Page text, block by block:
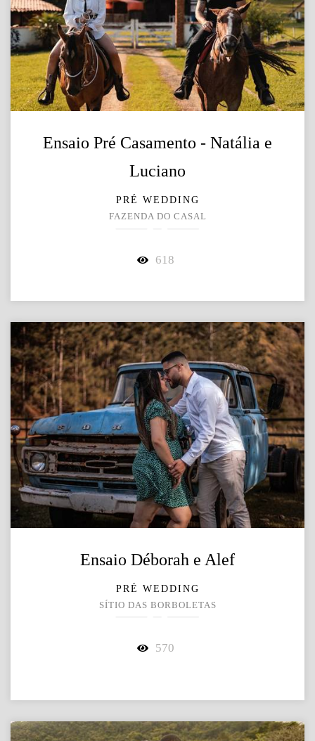
Ensaio Pré Casamento - Natália e
Luciano
PRÉ WEDDING
FAZENDA DO CASAL
618
Ensaio Déborah e Alef
PRÉ WEDDING
SÍTIO DAS BORBOLETAS
570